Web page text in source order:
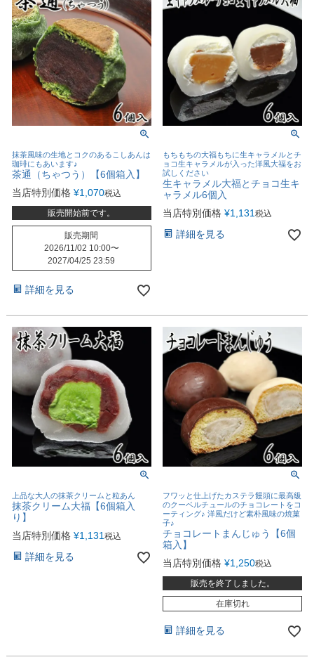
抹茶風味の生地とコクのあるこしあんは
珈琲にもあいます♪
茶通（ちゃつう）【6個箱入】
当店特別価格 ¥1,070税込
販売開始前です。
販売期間
2026/11/02 10:00〜
2027/04/25 23:59
詳細を見る
もちもちの大福もちに生キャラメルとチ
ョコ生キャラメルが入った洋風大福をお
試しください
生キャラメル大福とチョコ生キ
ャラメル6個入
当店特別価格 ¥1,131税込
詳細を見る
上品な大人の抹茶クリームと粒あん
抹茶クリーム大福【6個箱入
り】
当店特別価格 ¥1,131税込
詳細を見る
フワッと仕上げたカステラ饅頭に最高級
のクーベルチュールのチョコレートをコ
ーティング♪ 洋風だけど素朴風味の焼菓
子♪
チョコレートまんじゅう【6個
箱入】
当店特別価格 ¥1,250税込
販売を終了しました。
在庫切れ
詳細を見る